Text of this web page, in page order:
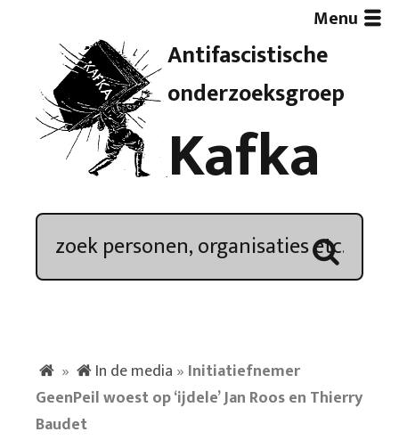
Antifascistische
onderzoeksgroep
Kafka
Menu
Artikelen
Demonstratieoverzicht
Kroniek
Nieuwsbrief
» In de media » Initiatiefnemer
GeenPeil woest op ‘ijdele’ Jan Roos en Thierry
Baudet